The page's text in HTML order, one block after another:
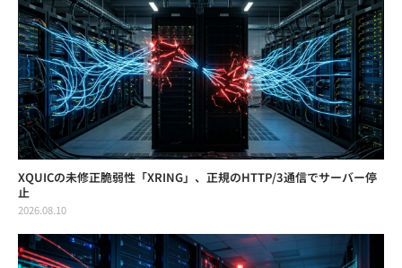
XQUICの未修正脆弱性「XRING」、正規のHTTP/3通信でサーバー停
止
2026.08.10